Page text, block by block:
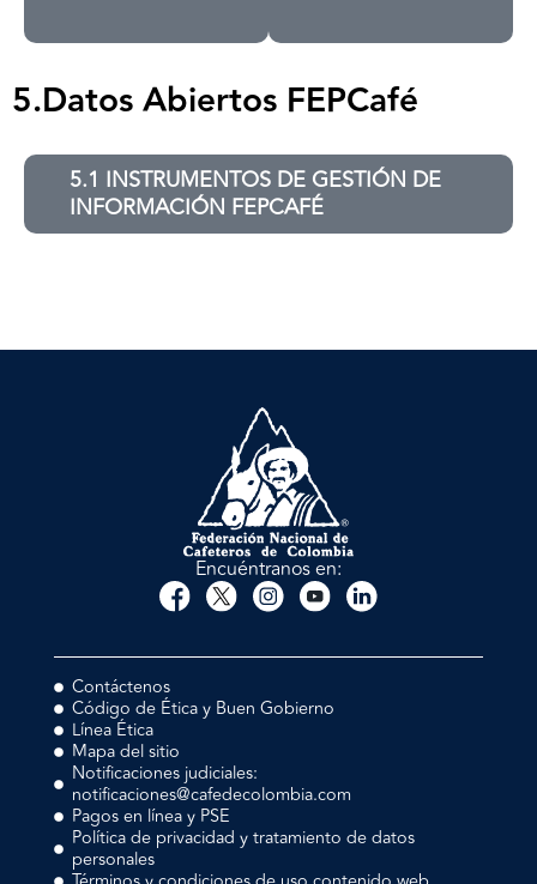
5.Datos Abiertos FEPCafé
5.1 INSTRUMENTOS DE GESTIÓN DE
INFORMACIÓN FEPCAFÉ
Encuéntranos en:
Contáctenos
Código de Ética y Buen Gobierno
Línea Ética
Mapa del sitio
Notificaciones judiciales:
notificaciones@cafedecolombia.com
Pagos en línea y PSE
Política de privacidad y tratamiento de datos
personales